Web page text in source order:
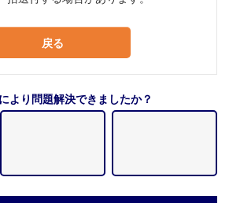
戻る
より問題解決できましたか？